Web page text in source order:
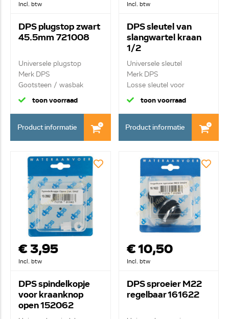
Incl. btw
DPS plugstop zwart
45.5mm 721008
Universele plugstop
Merk DPS
Gootsteen / wasbak
plugstop z...
toon voorraad
Product informatie
Incl. btw
DPS sleutel van
slangwartel kraan
1/2
Universele sleutel
Merk DPS
Losse sleutel voor
tapkraan 1/...
toon voorraad
Product informatie
€ 3,95
Incl. btw
DPS spindelkopje
voor kraanknop
open 152062
€ 10,50
Incl. btw
DPS sproeier M22
regelbaar 161622